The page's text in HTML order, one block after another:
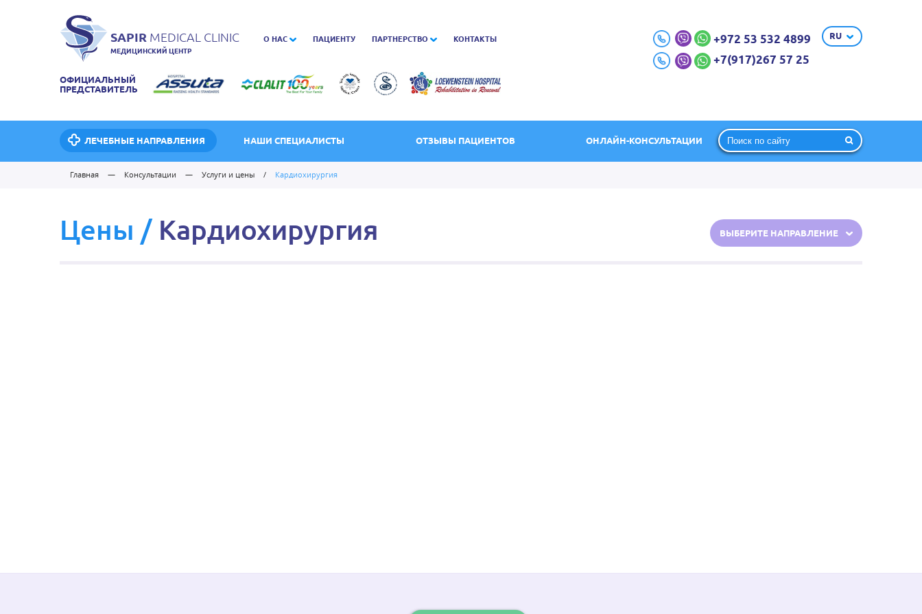
SAPIR MEDICAL CLINIC
МЕДИЦИНСКИЙ ЦЕНТР
О НАС ПАЦИЕНТУ ПАРТНЕРСТВО КОНТАКТЫ
ОФИЦИАЛЬНЫЙ
ПРЕДСТАВИТЕЛЬ
+972 53 532 4899
+7(917)267 57 25
RU
ЛЕЧЕБНЫЕ НАПРАВЛЕНИЯ НАШИ СПЕЦИАЛИСТЫ ОТЗЫВЫ ПАЦИЕНТОВ ОНЛАЙН-КОНСУЛЬТАЦИИ
Главная — Консультации — Услуги и цены / Кардиохирургия
Цены / Кардиохирургия ВЫБЕРИТЕ НАПРАВЛЕНИЕ